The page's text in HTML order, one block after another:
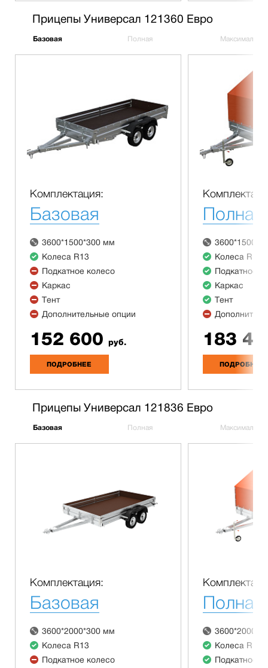
Прицепы Универсал 121360 Евро
Базовая Полная Максимальная
Комплектация:
Базовая
3600*1500*300 мм
Колеса R13
Подкатное колесо
Каркас
Тент
Дополнительные опции
152 600 руб.
ПОДРОБНЕЕ
Полная
Колеса R13
Подкатное
Каркас
Тент
183
ПОДРОБНЕЕ
Прицепы Универсал 121836 Евро
Базовая Полная Максимальная
Комплектация:
Базовая
3600*2000*300 мм
Колеса R13
Подкатное колесо
Полная
Колеса R13
Подкатное